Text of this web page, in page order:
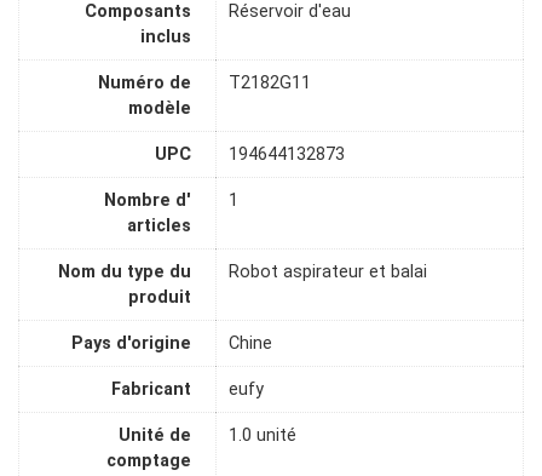
Composants
inclus
Réservoir d'eau
Numéro de
modèle
T2182G11
UPC 194644132873
Nombre d'
articles
1
Nom du type du
produit
Robot aspirateur et balai
Pays d'origine Chine
Fabricant eufy
Unité de
comptage
1.0 unité